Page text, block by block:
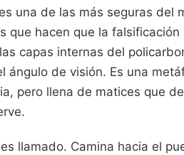
una de las más seguras del
que hacen que la
capas internas del
ángulo de visión. Es una
pero llena de matices que
llamado. Camina hacia el